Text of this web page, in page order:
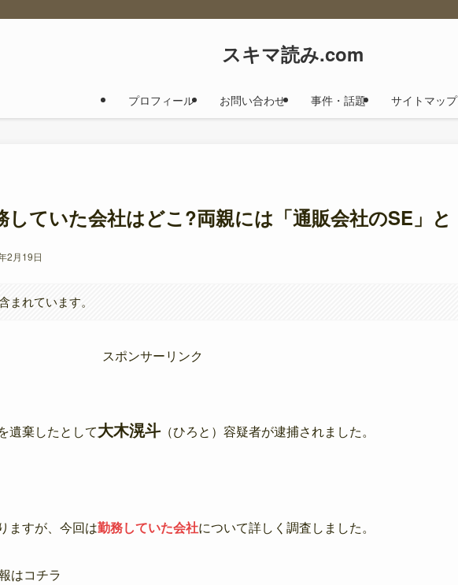
スキマ読み.com
プロフィール お問い合わせ 事件・話題 サイトマップ
していた会社はどこ?両親には「通販会社のSE」と
2月19日
まれています。
スポンサーリンク
遺棄したとして大木滉斗（ひろと）容疑者が逮捕されました。
ますが、今回は勤務していた会社について詳しく調査しました。
はコチラ